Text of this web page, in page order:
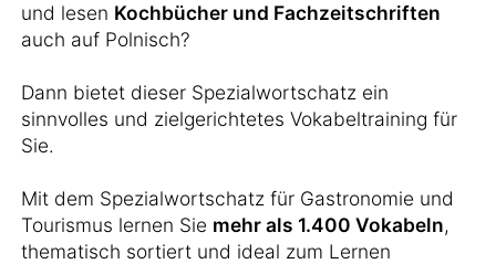
und lesen Kochbücher und Fachzeitschriften
auch auf Polnisch?
Dann bietet dieser Spezialwortschatz ein
sinnvolles und zielgerichtetes Vokabeltraining für
Sie.
Mit dem Spezialwortschatz für Gastronomie und
Tourismus lernen Sie mehr als 1.400 Vokabeln,
thematisch sortiert und ideal zum Lernen